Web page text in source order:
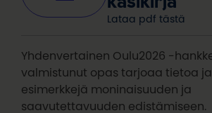
Lataa pdf tästä
Yhdenvertainen Oulu2026 -
valmistunut opas tarjoaa tietoa
esimerkkejä moninaisuuden ja
saavutettavuuden edistämiseen.